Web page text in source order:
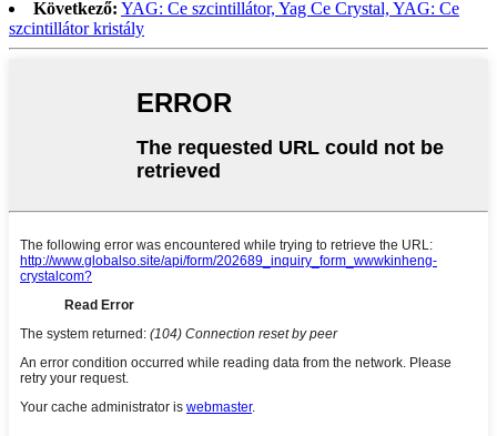
Következő: YAG: Ce szcintillátor, Yag Ce Crystal, YAG: Ce
szcintillátor kristály